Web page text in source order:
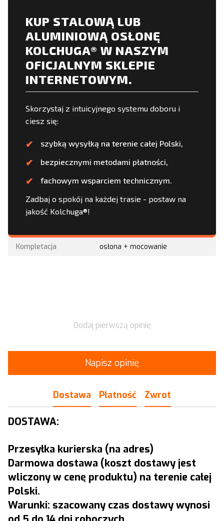
KUP STALOWĄ LUB
ALUMINIOWĄ OSŁONĘ
KOLCHUGA® W NASZYM
OFICJALNYM SKLEPIE
INTERNETOWYM.
Skorzystaj z intuicyjnego systemu doboru i
ciesz się:
szybką wysyłką na terenie całej Polski,
bezpiecznymi metodami płatności,
fachowym wsparciem technicznym.
Zadbaj o spokój na każdej trasie - postaw na
jakość Kolchuga®!
Kompletacja osłona + mocowanie
Dodaj pierwszą opinię
Napisz opinię
Dostawa Płatność Zwrot
DOSTAWA:
Przesyłka kurierska (na adres)
Darmowa dostawa (koszt dostawy jest
wliczony w cenę produktu) na terenie całej
Polski.
Warunki: szacowany czas dostawy wynosi